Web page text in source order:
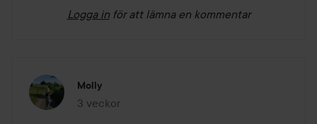
Logga in för att lämna en kommentar
Molly
3 veckor
Inlägget skapades 3 veckor